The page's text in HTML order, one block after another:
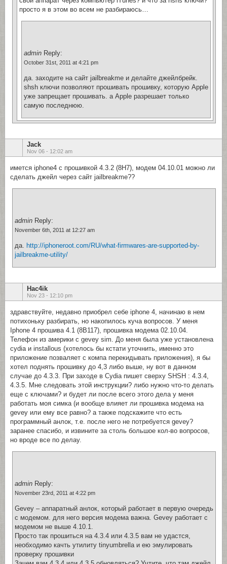
просто я в этом во всем не разбираюсь…
admin Reply:
October 31st, 2011 at 4:21 pm
да. заходите на сайт jailbreakme и делайте джейлбрейк.
shsh ключи позволяют прошивать прошивку, которую Apple
уже запрещает прошивать. а Apple разрешает только
самую последнюю.
Jack
Nov 06 - 12:02 am
имется iphone4 с прошивкой 4.3.2 (8Н7), модем 04.10.01 можно ли
сделать джейл через сайт jailbreakme??
admin Reply:
November 6th, 2011 at 12:27 am
да. http://iphoneroot.com/RU/what-firmwares-are-supported-by-
jailbreakme-utility/
Hac4ik
Nov 23 - 12:10 pm
здравствуйте, недавно приобрел себе iphone 4, начинаю в нем
потихоньку разбирать, но накопилось куча вопросов. У меня
Iphone 4 прошива 4.1 (8B117), прошивка модема 02.10.04.
Телефон из америки с gevey sim. До меня была уже установлена
cydia и installous (хотелось бы кстати уточнить, именно это
приложение позваляет с компа перекидывать приложения), я бы
хотел поднять прошивку до 4,3 либо выше, ну вот в данном
случае до 4.3.3. При заходе в Cydia пишет сверху SHSH : 4.3.4,
4.3.5. Мне следовать этой инструкции? либо нужно что-то делать
еще с ключами? и будет ли после всего этого дела у меня
работать моя симка (и вообще влияет ли прошивка модема на
gevey или ему все равно? а также подскажите что есть
программный анлок, т.е. после него не потребуется gevey?
заранее спасибо, и извините за столь большое кол-во вопросов,
но вроде все по делау.
admin Reply:
November 23rd, 2011 at 4:22 pm
Gevey – аппаратный анлок, который работает в первую очередь
с модемом. для него версия модема важна. Gevey работает с
модемом не выше 4.10.1.
Просто так прошиться на 4.3.4 или 4.3.5 вам не удастся,
необходимо качть утилиту tinyumbrellа и ею эмулировать
проверку прошивки